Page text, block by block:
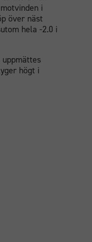
i
över näst
hela -2.0 i
högt i